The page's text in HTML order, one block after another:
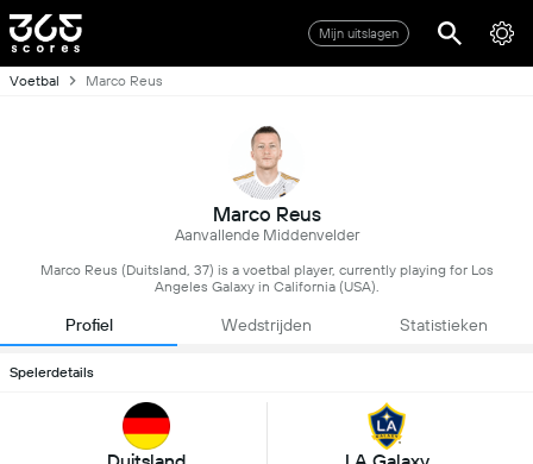
Mijn uitslagen
Voetbal Marco Reus
Marco Reus
Aanvallende Middenvelder
Marco Reus (Duitsland, 37) is a voetbal player, currently playing for Los
Angeles Galaxy in California (USA).
Profiel Wedstrijden Statistieken
Spelerdetails